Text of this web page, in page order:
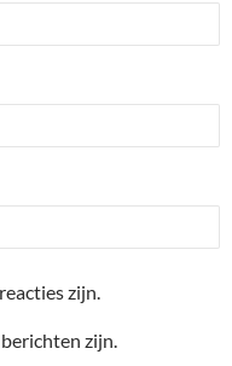
zijn.
zijn.